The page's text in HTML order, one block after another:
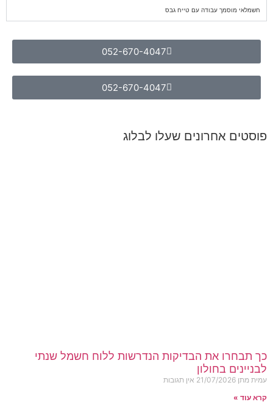
חשמלאי מוסמך עבודה עם טייח גבס
052-670-4047
052-670-4047
פוסטים אחרונים שעלו לבלוג
כך תבחרו את הבדיקות הנדרשות ללוח חשמל שנתי
לבניינים בחולון
עמית מתן 21/07/2026 אין תגובות
קרא עוד »